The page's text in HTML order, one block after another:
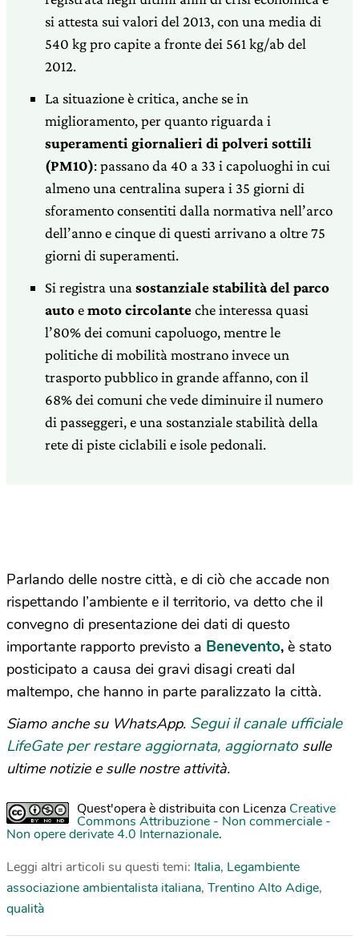
si attesta sui valori del 2013, con una media di
540 kg pro capite a fronte dei 561 kg/ab del
2012.
La situazione è critica, anche se in
miglioramento, per quanto riguarda i
superamenti giornalieri di polveri sottili
(PM10): passano da 40 a 33 i capoluoghi in cui
almeno una centralina supera i 35 giorni di
sforamento consentiti dalla normativa nell’arco
dell’anno e cinque di questi arrivano a oltre 75
giorni di superamenti.
Si registra una sostanziale stabilità del parco
autoemoto circolanteche interessa quasi
l’80% dei comuni capoluogo, mentre le
politiche di mobilità mostrano invece un
trasporto pubblico in grande affanno, con il
68% dei comuni che vede diminuire il numero
di passeggeri, e una sostanziale stabilità della
rete di piste ciclabili e isole pedonali.
Parlando delle nostre città, e di ciò che accade non
rispettando l’ambiente e il territorio, va detto che il
convegno di presentazione dei dati di questo
importante rapporto previsto a Benevento, è stato
posticipato a causa dei gravi disagi creati dal
maltempo, che hanno in parte paralizzato la città.
Siamo anche su WhatsApp. Segui il canale ufficiale
LifeGate per restare aggiornata, aggiornato sulle
ultime notizie e sulle nostre attività.
Quest'opera è distribuita con Licenza Creative
Commons Attribuzione - Non commerciale -
Non opere derivate 4.0 Internazionale.
Leggi altri articoli su questi temi: Italia, Legambiente
associazione ambientalista italiana, Trentino Alto Adige,
qualità